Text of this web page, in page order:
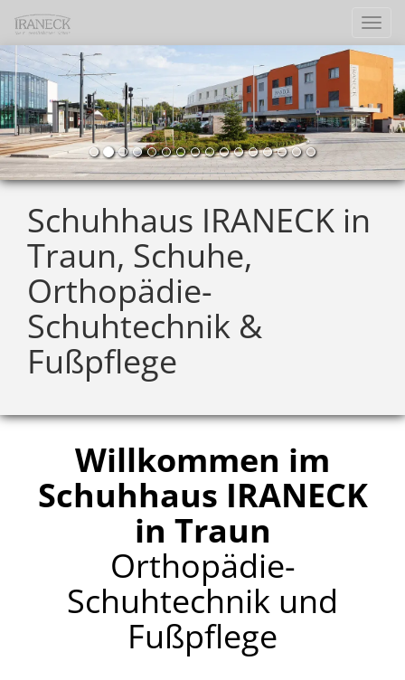
Schuhhaus IRANECK in
Traun, Schuhe,
Orthopädie-
Schuhtechnik &
Fußpflege
Willkommen im
Schuhhaus IRANECK
in Traun
Orthopädie-
Schuhtechnik und
Fußpflege